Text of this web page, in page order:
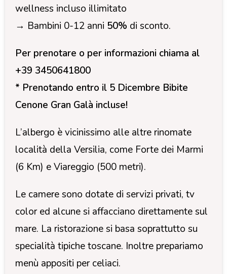
wellness incluso illimitato
→ Bambini 0-12 anni 50% di sconto.
Per prenotare o per informazioni chiama al
+39 3450641800
* Prenotando entro il 5 Dicembre Bibite
Cenone Gran Galà incluse!
L’albergo è vicinissimo alle altre rinomate
località della Versilia, come Forte dei Marmi
(6 Km) e Viareggio (500 metri).
Le camere sono dotate di servizi privati, tv
color ed alcune si affacciano direttamente sul
mare. La ristorazione si basa soprattutto su
specialità tipiche toscane. Inoltre prepariamo
menù appositi per celiaci.